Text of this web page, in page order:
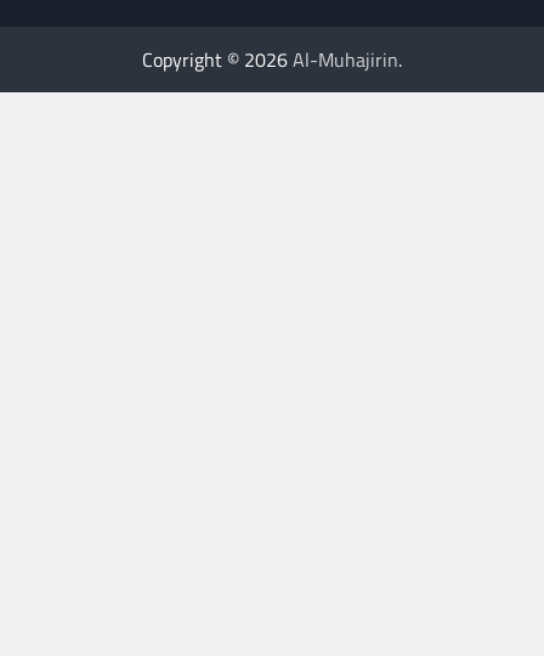
Copyright © 2026Al-Muhajirin.